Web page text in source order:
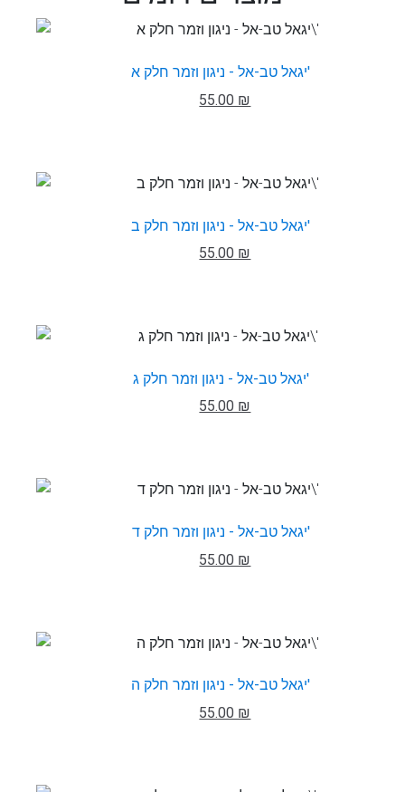
יגאל טב-אל - ניגון וזמר חלק א'
55.00 ₪
יגאל טב-אל - ניגון וזמר חלק ב'
55.00 ₪
יגאל טב-אל - ניגון וזמר חלק ג'
55.00 ₪
יגאל טב-אל - ניגון וזמר חלק ד'
55.00 ₪
יגאל טב-אל - ניגון וזמר חלק ה'
55.00 ₪